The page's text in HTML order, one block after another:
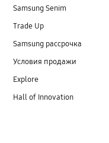
Samsung Senim
Trade Up
Samsung рассрочка
Условия продажи
Explore
Hall of Innovation